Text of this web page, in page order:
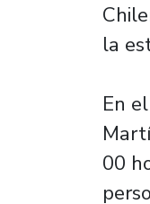
la
En
00